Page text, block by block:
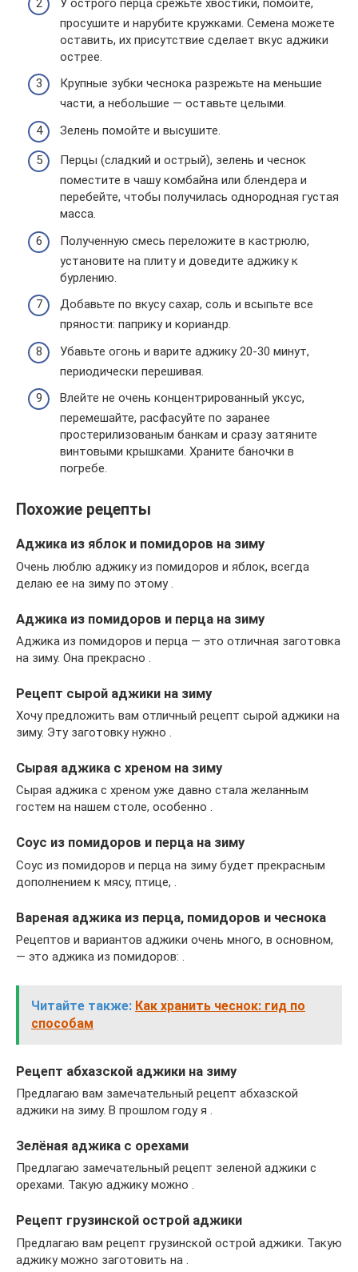
У острого перца срежьте хвостики, помойте,
просушите и нарубите кружками. Семена можете
оставить, их присутствие сделает вкус аджики
острее.
Крупные зубки чеснока разрежьте на меньшие
части, а небольшие — оставьте целыми.
Зелень помойте и высушите.
Перцы (сладкий и острый), зелень и чеснок
поместите в чашу комбайна или блендера и
перебейте, чтобы получилась однородная густая
масса.
Полученную смесь переложите в кастрюлю,
установите на плиту и доведите аджику к
бурлению.
Добавьте по вкусу сахар, соль и всыпьте все
пряности: паприку и кориандр.
Убавьте огонь и варите аджику 20-30 минут,
периодически перешивая.
Влейте не очень концентрированный уксус,
перемешайте, расфасуйте по заранее
простерилизованым банкам и сразу затяните
винтовыми крышками. Храните баночки в
погребе.
Похожие рецепты
Аджика из яблок и помидоров на зиму
Очень люблю аджику из помидоров и яблок, всегда
делаю ее на зиму по этому .
Аджика из помидоров и перца на зиму
Аджика из помидоров и перца — это отличная заготовка
на зиму. Она прекрасно .
Рецепт сырой аджики на зиму
Хочу предложить вам отличный рецепт сырой аджики на
зиму. Эту заготовку нужно .
Сырая аджика с хреном на зиму
Сырая аджика с хреном уже давно стала желанным
гостем на нашем столе, особенно .
Соус из помидоров и перца на зиму
Соус из помидоров и перца на зиму будет прекрасным
дополнением к мясу, птице, .
Вареная аджика из перца, помидоров и чеснока
Рецептов и вариантов аджики очень много, в основном,
— это аджика из помидоров: .
Читайте также: Как хранить чеснок: гид по
способам
Рецепт абхазской аджики на зиму
Предлагаю вам замечательный рецепт абхазской
аджики на зиму. В прошлом году я .
Зелёная аджика с орехами
Предлагаю замечательный рецепт зеленой аджики с
орехами. Такую аджику можно .
Рецепт грузинской острой аджики
Предлагаю вам рецепт грузинской острой аджики. Такую
аджику можно заготовить на .